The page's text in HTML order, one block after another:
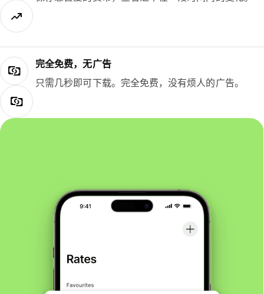
完全免费，无广告
只需几秒即可下载。完全免费，没有烦人的广告。